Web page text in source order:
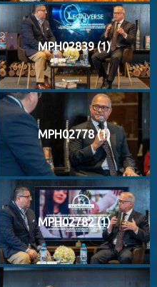
MPH02839 (1)
MPH02778 (1)
MPH02782 (1)